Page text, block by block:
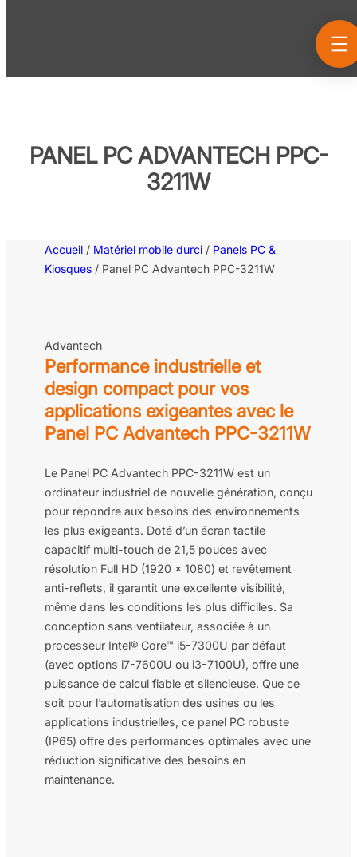
PANEL PC ADVANTECH PPC-
3211W
Accueil / Matériel mobile durci / Panels PC &
Kiosques / Panel PC Advantech PPC-3211W
Advantech
Performance industrielle et
design compact pour vos
applications exigeantes avec le
Panel PC Advantech PPC-3211W
Le Panel PC Advantech PPC-3211W est un
ordinateur industriel de nouvelle génération, conçu
pour répondre aux besoins des environnements
les plus exigeants. Doté d’un écran tactile
capacitif multi-touch de 21,5 pouces avec
résolution Full HD (1920 x 1080) et revêtement
anti-reflets, il garantit une excellente visibilité,
même dans les conditions les plus difficiles. Sa
conception sans ventilateur, associée à un
processeur Intel® Core™ i5-7300U par défaut
(avec options i7-7600U ou i3-7100U), offre une
puissance de calcul fiable et silencieuse. Que ce
soit pour l’automatisation des usines ou les
applications industrielles, ce panel PC robuste
(IP65) offre des performances optimales avec une
réduction significative des besoins en
maintenance.